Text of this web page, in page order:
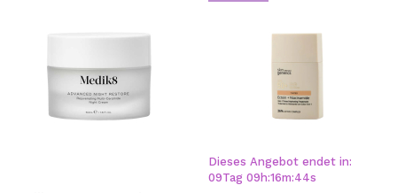
Dieses Angebot endet in:
09Tag 09 h:16m:44s